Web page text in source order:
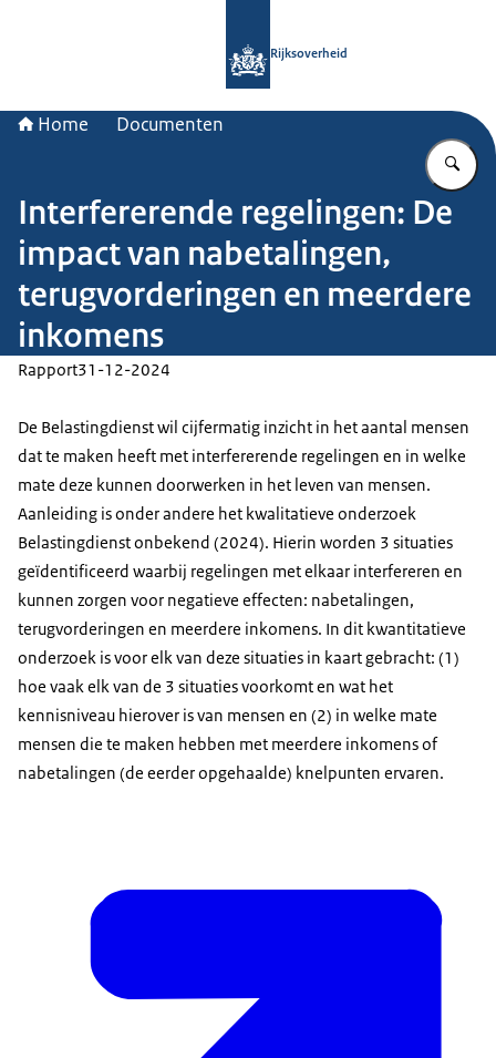
Rijksoverheid
Home Documenten
Interfererende regelingen: De
impact van nabetalingen,
terugvorderingen en meerdere
inkomens
Rapport31-12-2024
De Belastingdienst wil cijfermatig inzicht in het aantal mensen
dat te maken heeft met interfererende regelingen en in welke
mate deze kunnen doorwerken in het leven van mensen.
Aanleiding is onder andere het kwalitatieve onderzoek
Belastingdienst onbekend (2024). Hierin worden 3 situaties
geïdentificeerd waarbij regelingen met elkaar interfereren en
kunnen zorgen voor negatieve effecten: nabetalingen,
terugvorderingen en meerdere inkomens. In dit kwantitatieve
onderzoek is voor elk van deze situaties in kaart gebracht: (1)
hoe vaak elk van de 3 situaties voorkomt en wat het
kennisniveau hierover is van mensen en (2) in welke mate
mensen die te maken hebben met meerdere inkomens of
nabetalingen (de eerder opgehaalde) knelpunten ervaren.